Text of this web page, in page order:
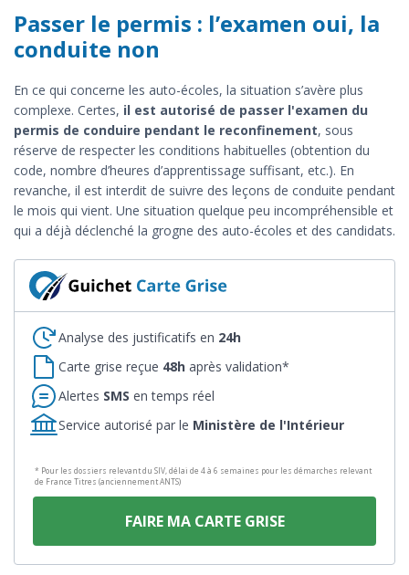
Passer le permis : l’examen oui, la
conduite non
En ce qui concerne les auto-écoles, la situation s’avère plus
complexe. Certes, il est autorisé de passer l'examen du
permis de conduire pendant le reconfinement, sous
réserve de respecter les conditions habituelles (obtention du
code, nombre d’heures d’apprentissage suffisant, etc.). En
revanche, il est interdit de suivre des leçons de conduite pendant
le mois qui vient. Une situation quelque peu incompréhensible et
qui a déjà déclenché la grogne des auto-écoles et des candidats.
Analyse des justificatifs en 24h
Carte grise reçue 48h après validation*
Alertes SMS en temps réel
Service autorisé par le Ministère de l'Intérieur
* Pour les dossiers relevant du SIV, délai de 4 à 6 semaines pour les démarches relevant
de France Titres (anciennement ANTS)
FAIRE MA CARTE GRISE